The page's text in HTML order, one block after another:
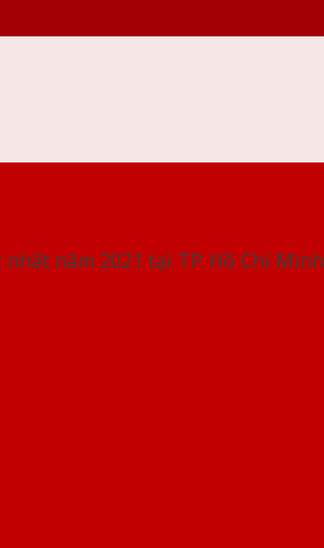
năm 2021 tại TP. Hồ Chí Minh